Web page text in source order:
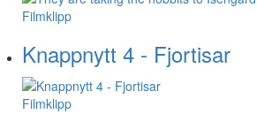
Filmklipp
Knappnytt 4 - Fjortisar
Filmklipp